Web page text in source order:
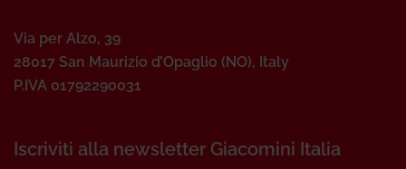
Via per Alzo, 39
28017 San Maurizio d’Opaglio (NO), Italy
P.IVA 01792290031
Iscriviti alla newsletter Giacomini Italia